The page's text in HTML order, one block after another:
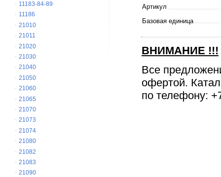
11183-84-89
11186
21010
21011
21020
21030
21040
21050
21060
21065
21070
21073
21074
21080
21082
21083
21090
Артикул
Базовая единица
ВНИМАНИЕ !!!
Все
офертой.
по телефону: